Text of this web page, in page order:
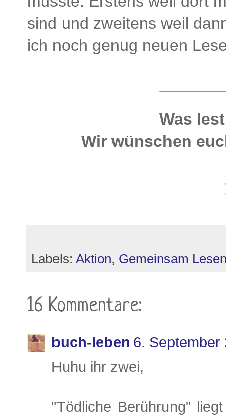
sind und zweitens weil
ich noch genug neuen
Was
Wir wünschen
Labels: Aktion, Gemeinsam
16 Kommentare:
buch-leben 6. September
Huhu ihr zwei,
"Tödliche Berührung"